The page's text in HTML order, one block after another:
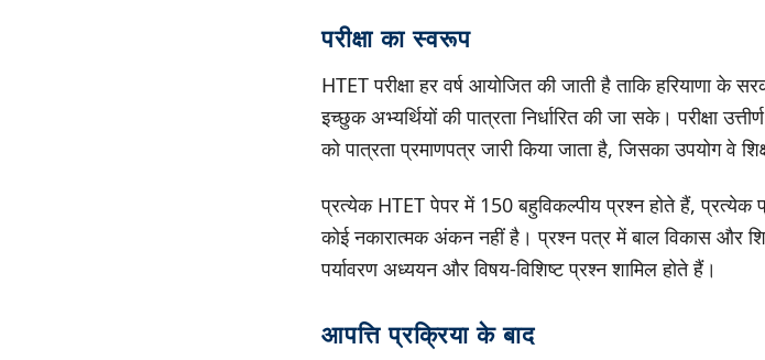
परीक्षा का स्वरूप
HTET परीक्षा हर वर्ष आयोजित की जाती है ताकि हरियाणा के
इच्छुक अभ्यर्थियों की पात्रता निर्धारित की जा सके। परीक्षा
को पात्रता प्रमाणपत्र जारी किया जाता है, जिसका उपयोग वे
प्रत्येक HTET पेपर में 150 बहुविकल्पीय प्रश्न होते हैं,
कोई नकारात्मक अंकन नहीं है। प्रश्न पत्र में बाल विकास और
पर्यावरण अध्ययन और विषय-विशिष्ट प्रश्न शामिल होते हैं।
आपत्ति प्रक्रिया के बाद